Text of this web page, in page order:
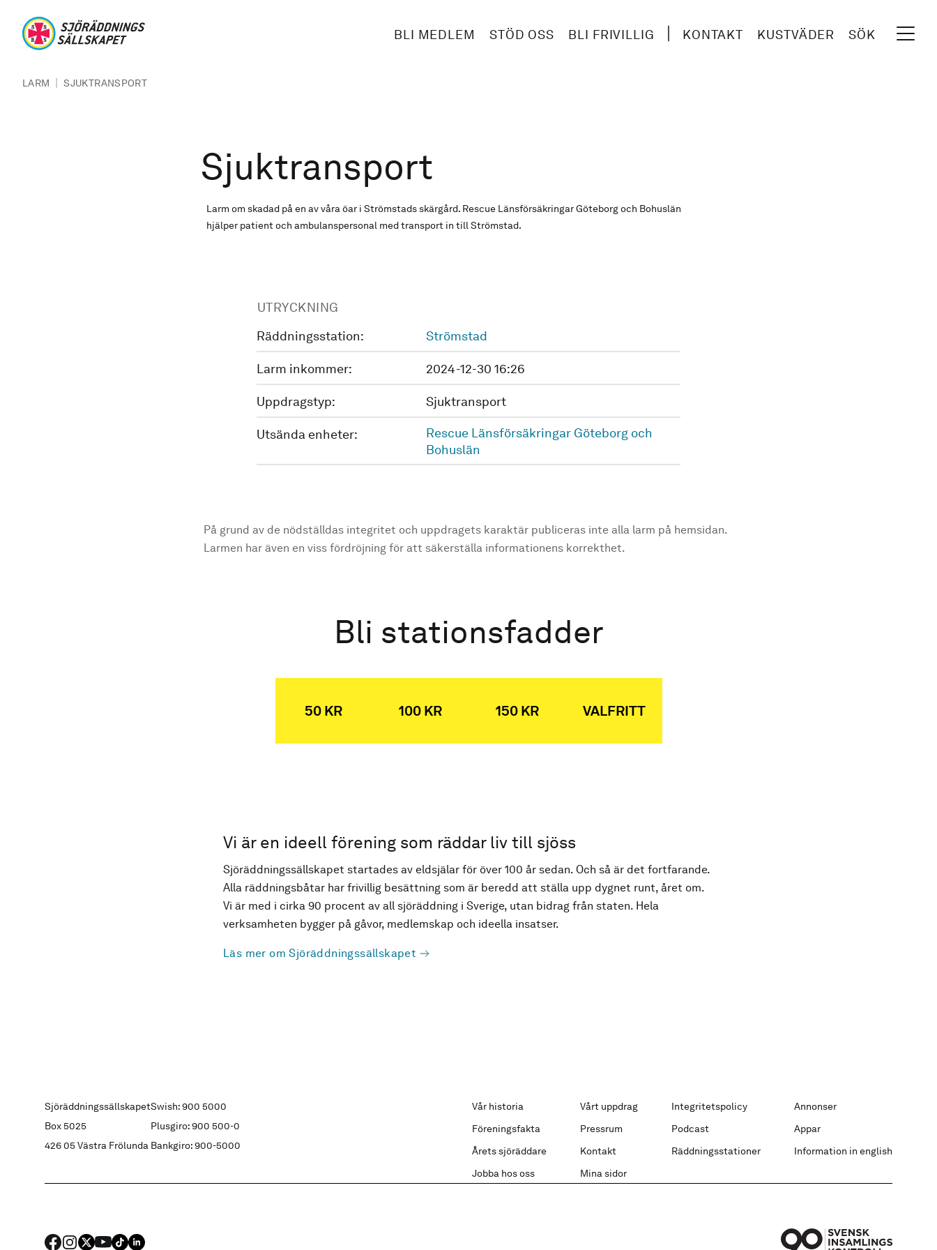
BLI MEDLEM STÖD OSS BLI FRIVILLIG KONTAKT KUSTVÄDER SÖK
LARM | SJUKTRANSPORT
Sjuktransport
Larm om skadad på en av våra öar i Strömstads skärgård. Rescue Länsförsäkringar Göteborg och Bohuslän
hjälper patient och ambulanspersonal med transport in till Strömstad.
UTRYCKNING
Räddningsstation:
Strömstad
Larm inkommer: 2024-12-30 16:26
Uppdragstyp: Sjuktransport
Utsända enheter:
Rescue Länsförsäkringar Göteborg och
Bohuslän
På grund av de nödställdas integritet och uppdragets karaktär publiceras inte alla larm på hemsidan.
Larmen har även en viss fördröjning för att säkerställa informationens korrekthet.
Bli stationsfadder
50 KR 100 KR 150 KR VALFRITT
Vi är en ideell förening som räddar liv till sjöss
Sjöräddningssällskapet startades av eldsjälar för över 100 år sedan. Och så är det fortfarande.
Alla räddningsbåtar har frivillig besättning som är beredd att ställa upp dygnet runt, året om.
Vi är med i cirka 90 procent av all sjöräddning i Sverige, utan bidrag från staten. Hela
verksamheten bygger på gåvor, medlemskap och ideella insatser.
Läs mer om Sjöräddningssällskapet
Sjöräddningssällskapet
Box 5025
426 05 Västra Frölunda
Swish: 900 5000
Plusgiro: 900 500-0
Bankgiro: 900-5000
Vår historia Vårt uppdrag Integritetspolicy
Annonser
Föreningsfakta
Pressrum Podcast
Appar
Årets sjöräddare
Kontakt Räddningsstationer
Information in english
Jobba hos oss
Mina sidor